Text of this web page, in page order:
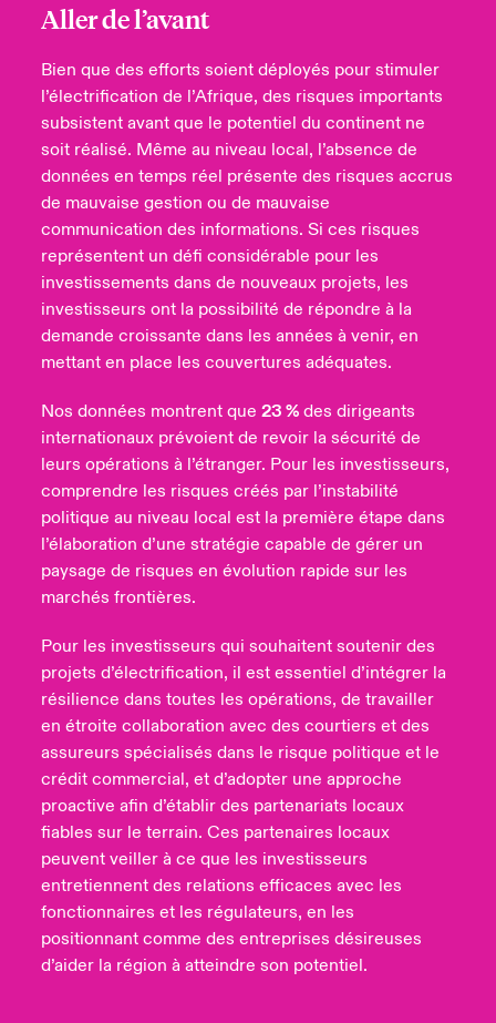
Aller de l’avant
Bien que des efforts soient déployés pour stimuler
l’électrification de l’Afrique, des risques importants
subsistent avant que le potentiel du continent ne
soit réalisé. Même au niveau local, l’absence de
données en temps réel présente des risques accrus
de mauvaise gestion ou de mauvaise
communication des informations. Si ces risques
représentent un défi considérable pour les
investissements dans de nouveaux projets, les
investisseurs ont la possibilité de répondre à la
demande croissante dans les années à venir, en
mettant en place les couvertures adéquates.
Nos données montrent que 23 %des dirigeants
internationaux prévoient de revoir la sécurité de
leurs opérations à l’étranger. Pour les investisseurs,
comprendre les risques créés par l’instabilité
politique au niveau local est la première étape dans
l’élaboration d’une stratégie capable de gérer un
paysage de risques en évolution rapide sur les
marchés frontières.
Pour les investisseurs qui souhaitent soutenir des
projets d’électrification, il est essentiel d’intégrer la
résilience dans toutes les opérations, de travailler
en étroite collaboration avec des courtiers et des
assureurs spécialisés dans le risque politique et le
crédit commercial, et d’adopter une approche
proactive afin d’établir des partenariats locaux
fiables sur le terrain. Ces partenaires locaux
peuvent veiller à ce que les investisseurs
entretiennent des relations efficaces avec les
fonctionnaires et les régulateurs, en les
positionnant comme des entreprises désireuses
d’aider la région à atteindre son potentiel.